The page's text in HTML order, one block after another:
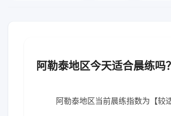
阿勒泰地区今天适合晨练
阿勒泰地区当前晨练指数为【较